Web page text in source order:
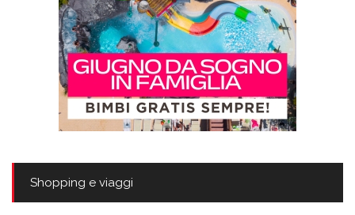
Shopping e viaggi